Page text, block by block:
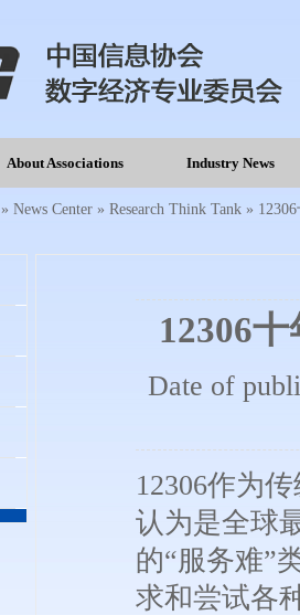
About Associations Industry News
» News Center » Research Think Tank »
12306
Date of
12306作为
认为是全球
的“服务难”
求和尝试各